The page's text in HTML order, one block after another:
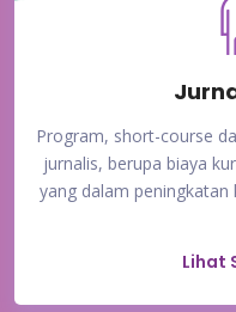
Program, short-course
jurnalis, berupa biaya
yang dalam
Lihat